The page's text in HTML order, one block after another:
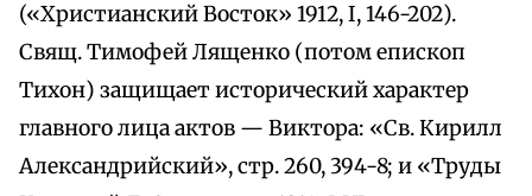
(«Христианский Восток» 1912, I, 146-202).
Свящ. Тимофей Лященко (потом епископ
Тихон) защищает исторический характер
главного лица актов — Виктора: «Св. Кирилл
Александрийский», стр. 260, 394-8; и «Труды